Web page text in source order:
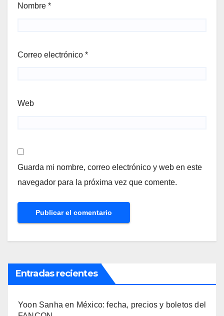
Nombre *
Correo electrónico *
Web
Guarda mi nombre, correo electrónico y web en este
navegador para la próxima vez que comente.
Entradas recientes
Yoon Sanha en México: fecha, precios y boletos del